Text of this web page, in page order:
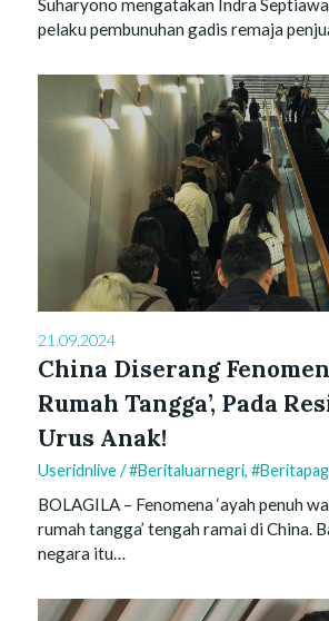
pelaku pembunuhan gadis remaja
21.09.2024
China Diserang
Rumah Tangga’, Pada
Urus Anak!
Useridnlive/#beritaluarnegri,
BOLAGILA – Fenomena ‘ayah penuh
rumah tangga’ tengah ramai di China.
negara itu…